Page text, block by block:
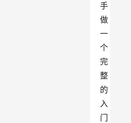
手
做
一
个
完
整
的
入
门